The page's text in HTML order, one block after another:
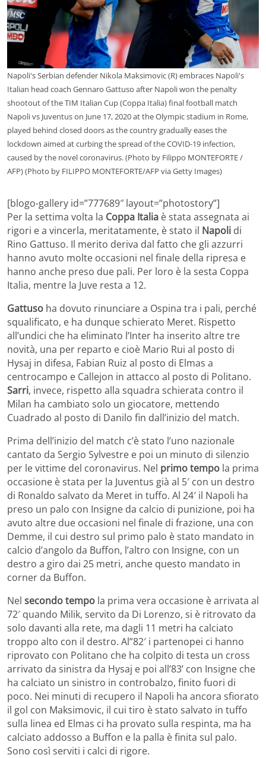
Napoli's Serbian defender Nikola Maksimovic (R) embraces Napoli's
Italian head coach Gennaro Gattuso after Napoli won the penalty
shootout of the TIM Italian Cup (Coppa Italia) final football match
Napoli vs Juventus on June 17, 2020 at the Olympic stadium in Rome,
played behind closed doors as the country gradually eases the
lockdown aimed at curbing the spread of the COVID-19 infection,
caused by the novel coronavirus. (Photo by Filippo MONTEFORTE /
AFP) (Photo by FILIPPO MONTEFORTE/AFP via Getty Images)
[blogo-gallery id=”777689″ layout=”photostory”]
Per la settima volta la Coppa Italia è stata assegnata ai
rigori e a vincerla, meritatamente, è stato il Napoli di
Rino Gattuso. Il merito deriva dal fatto che gli azzurri
hanno avuto molte occasioni nel finale della ripresa e
hanno anche preso due pali. Per loro è la sesta Coppa
Italia, mentre la Juve resta a 12.
Gattuso ha dovuto rinunciare a Ospina tra i pali, perché
squalificato, e ha dunque schierato Meret. Rispetto
all’undici che ha eliminato l’Inter ha inserito altre tre
novità, una per reparto e cioè Mario Rui al posto di
Hysaj in difesa, Fabian Ruiz al posto di Elmas a
centrocampo e Callejon in attacco al posto di Politano.
Sarri, invece, rispetto alla squadra schierata contro il
Milan ha cambiato solo un giocatore, mettendo
Cuadrado al posto di Danilo fin dall’inizio del match.
Prima dell’inizio del match c’è stato l’uno nazionale
cantato da Sergio Sylvestre e poi un minuto di silenzio
per le vittime del coronavirus. Nel primo tempo la prima
occasione è stata per la Juventus già al 5′ con un destro
di Ronaldo salvato da Meret in tuffo. Al 24′ il Napoli ha
preso un palo con Insigne da calcio di punizione, poi ha
avuto altre due occasioni nel finale di frazione, una con
Demme, il cui destro sul primo palo è stato mandato in
calcio d’angolo da Buffon, l’altro con Insigne, con un
destro a giro dai 25 metri, anche questo mandato in
corner da Buffon.
Nel secondo tempo la prima vera occasione è arrivata al
72′ quando Milik, servito da Di Lorenzo, si è ritrovato da
solo davanti alla rete, ma dagli 11 metri ha calciato
troppo alto con il destro. Al”82′ i partenopei ci hanno
riprovato con Politano che ha colpito di testa un cross
arrivato da sinistra da Hysaj e poi all’83’ con Insigne che
ha calciato un sinistro in controbalzo, finito fuori di
poco. Nei minuti di recupero il Napoli ha ancora sfiorato
il gol con Maksimovic, il cui tiro è stato salvato in tuffo
sulla linea ed Elmas ci ha provato sulla respinta, ma ha
calciato addosso a Buffon e la palla è finita sul palo.
Sono così serviti i calci di rigore.